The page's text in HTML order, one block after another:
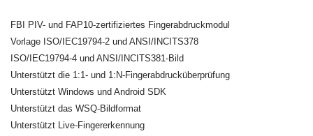
FBI PIV- und FAP10-zertifiziertes Fingerabdruckmodul
Vorlage ISO/IEC19794-2 und ANSI/INCITS378
ISO/IEC19794-4 und ANSI/INCITS381-Bild
Unterstützt die 1:1- und 1:N-Fingerabdrucküberprüfung
Unterstützt Windows und Android SDK
Unterstützt das WSQ-Bildformat
Unterstützt Live-Fingererkennung